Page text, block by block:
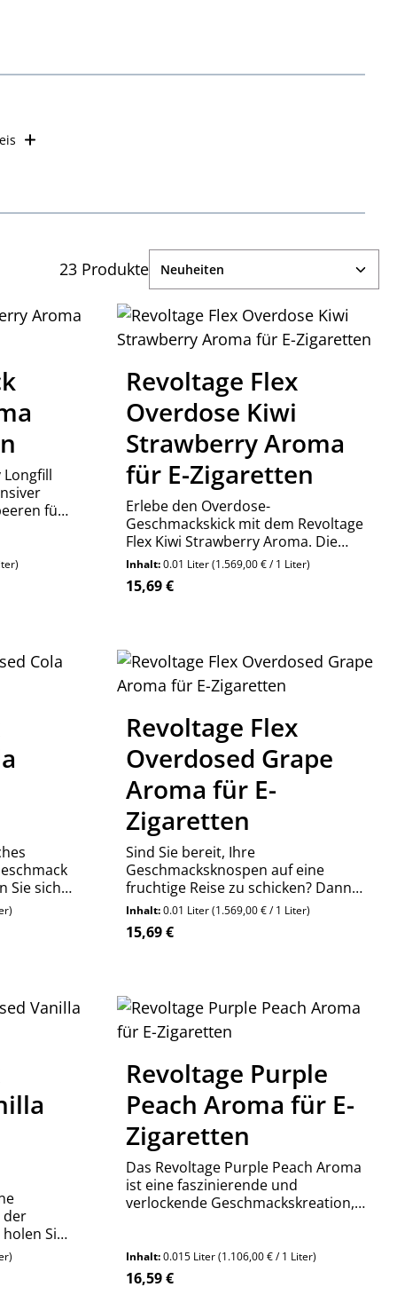
23 Produkte
Longfill
für
Revoltage Flex
Overdose Kiwi
Strawberry Aroma
für E-Zigaretten
Erlebe den Overdose-
Geschmackskick mit dem Revoltage
Flex Kiwi Strawberry Aroma. Die
extra hohe Konzentration sorgt für
ein langanhaltendes und intensives
Dampferlebnis. Jetzt probieren!
Inhalt:0.01 Liter(1.569,00 € / 1 Liter)
Regulärer Preis:
15,69 €
Sie sich
tauchen
der
Revoltage Flex
Overdosed Grape
Aroma für E-
Zigaretten
Sind Sie bereit, Ihre
Geschmacksknospen auf eine
fruchtige Reise zu schicken? Dann
holen Sie sich noch heute das
Revoltage FLEX Overdosed Grape
Aroma und lassen Sie sich von der
Inhalt:0.01 Liter(1.569,00 € / 1 Liter)
Regulärer Preis:
15,69 €
der
Sie
FLEX
Revoltage Purple
Peach Aroma für E-
Zigaretten
Das Revoltage Purple Peach Aroma
ist eine faszinierende und
verlockende Geschmackskreation,
süßer Pfirsichnote und einer
überraschenden violetten Nuance
anspricht. Dieses Aroma wurde
Inhalt:0.015 Liter(1.106,00 € / 1 Liter)
Regulärer Preis:
16,59 €